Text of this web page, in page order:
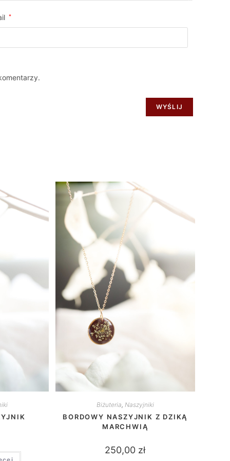
*
Biżuteria, Naszyjniki
BORDOWY NASZYJNIK Z DZIKĄ
MARCHWIĄ
250,00 zł